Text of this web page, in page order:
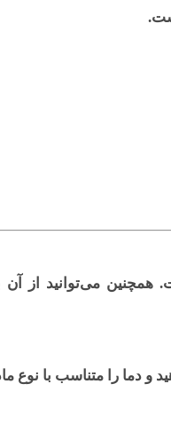
می‌توانید از آن
و دما را متناسب با نوع